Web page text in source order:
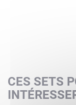
CES SETS